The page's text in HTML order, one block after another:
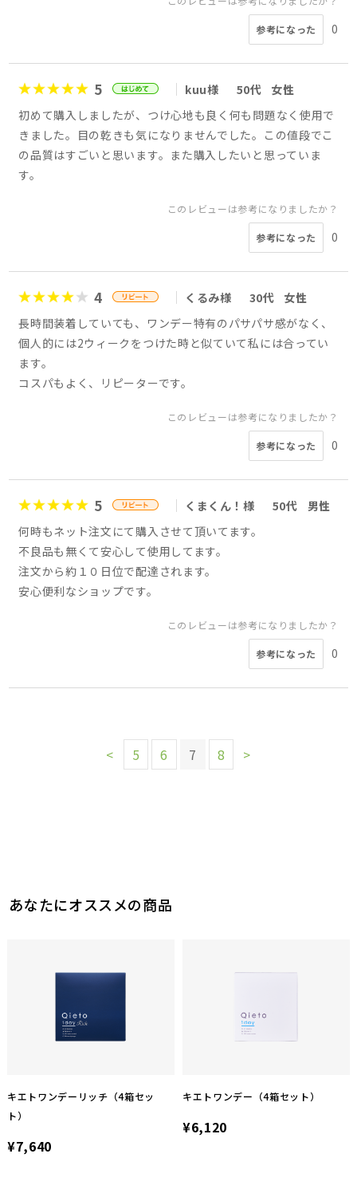
参考になった 0
5 kuu様 50代
女性
初めて購入しましたが、つけ心地も良く何も問題なく使用で
きました。目の乾きも気になりませんでした。この値段でこ
の品質はすごいと思います。また購入したいと思っていま
す。
このレビューは参考になりましたか？
参考になった 0
4 くるみ様 30代
女性
長時間装着していても、ワンデー特有のパサパサ感がなく、
個人的には2ウィークをつけた時と似ていて私には合ってい
ます。
コスパもよく、リピーターです。
このレビューは参考になりましたか？
参考になった 0
5 くまくん！様 50代
男性
何時もネット注文にて購入させて頂いてます。
不良品も無くて安心して使用してます。
注文から約１０日位で配達されます。
安心便利なショップです。
このレビューは参考になりましたか？
参考になった 0
< 5 6 7 8 >
あなたにオススメの商品
キエトワンデーリッチ（4箱セッ
ト）
¥7,640
キエトワンデー（4箱セット）
¥6,120